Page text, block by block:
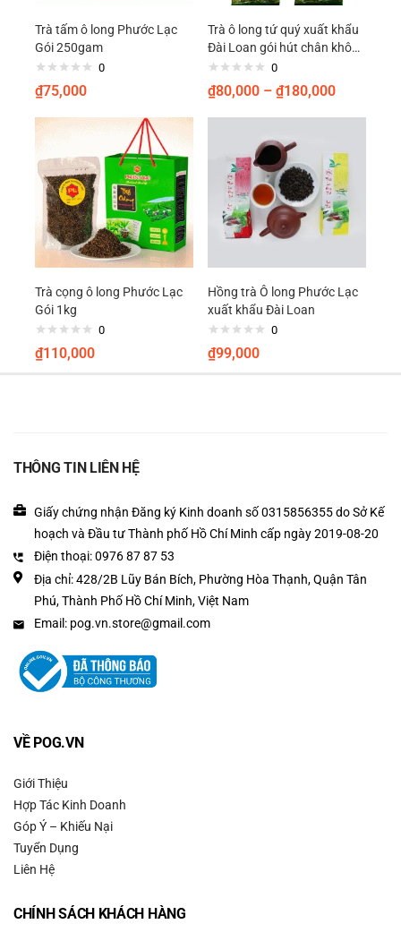
Đáng nói hơn, nhờ công dụng giảm cân mà được biết bao phái nữ
ưa dùng và được trùng trùng điệp điệp các hãng trà sữa nổi tiếng
săn đón.
khách có được trải nghiệm tốt nhất khi mua hàng.
định của Phước Lạc.
– Giải quyết thắc mắc và vấn đề về sản phẩm (nếu có) cho khách
hàng nhanh chóng và thỏa đáng. Nếu gặp bất cứ khó khăn hay vấn
đề gì, quý khách vui lòng liên hệ, đừng vội đánh giá xấu về chúng tôi.
Trà tấm ô long Phước Lạc
Gói 250gam
0
₫75,000
Trà ô long tứ quý xuất khẩu
Đài Loan gói hút chân không
Phước Lạc 0
₫80,000 – ₫180,000
Trà cọng ô long Phước Lạc
Gói 1kg
0
₫110,000
Hồng trà Ô long Phước Lạc
xuất khẩu Đài Loan
0
₫99,000
THÔNG TIN LIÊN HỆ
Giấy chứng nhận Đăng ký Kinh doanh số 0315856355 do Sở Kế
hoạch và Đầu tư Thành phố Hồ Chí Minh cấp ngày 2019-08-20
Điện thoại: 0976 87 87 53
Địa chỉ: 428/2B Lũy Bán Bích, Phường Hòa Thạnh, Quận Tân
Phú, Thành Phố Hồ Chí Minh, Việt Nam
Email: pog.vn.store@gmail.com
VỀ POG.VN
Giới Thiệu
Hợp Tác Kinh Doanh
Góp Ý – Khiếu Nại
Tuyển Dụng
Liên Hệ
CHÍNH SÁCH KHÁCH HÀNG